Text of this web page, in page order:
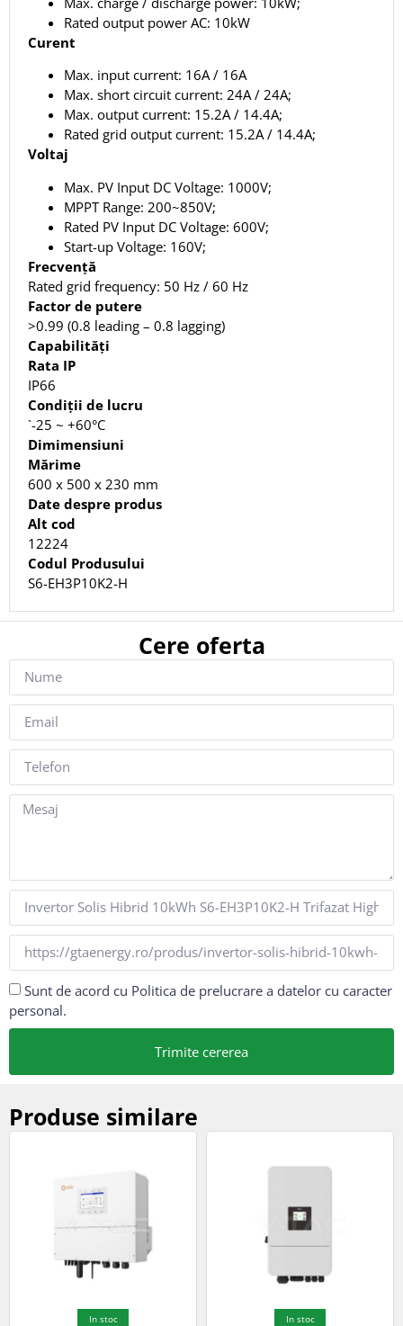
Rated output power AC: 10kW
Curent
Max. input current: 16A / 16A
Max. short circuit current: 24A / 24A;
Max. output current: 15.2A / 14.4A;
Rated grid output current: 15.2A / 14.4A;
Voltaj
Max. PV Input DC Voltage: 1000V;
MPPT Range: 200~850V;
Rated PV Input DC Voltage: 600V;
Start-up Voltage: 160V;
Frecvență
Rated grid frequency: 50 Hz / 60 Hz
Factor de putere
>0.99 (0.8 leading – 0.8 lagging)
Capabilități
Rata IP
IP66
Condiții de lucru
`-25 ~ +60°C
Dimimensiuni
Mărime
600 x 500 x 230 mm
Date despre produs
Alt cod
12224
Codul Produsului
S6-EH3P10K2-H
Cere oferta
Sunt de acord cu Politica de prelucrare a datelor cu caracter
personal.
Trimite cererea
Produse similare
In stoc In stoc